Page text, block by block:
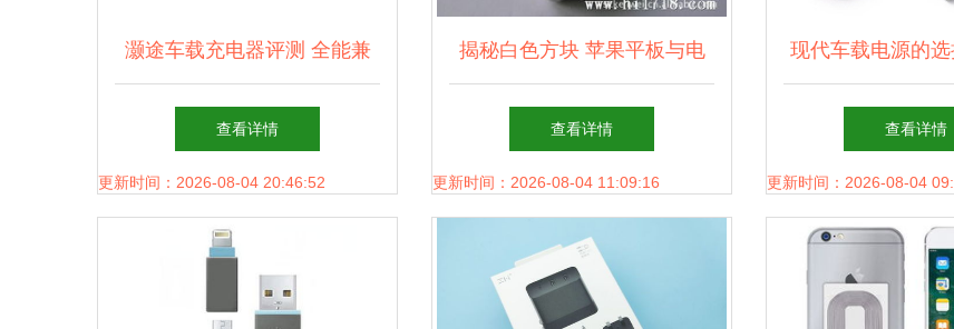
灏途车载充电器评测 全能兼
容与紫光魅力的结合
查看详情
更新时间：2026-08-04 20:46:52
揭秘白色方块 苹果平板与电
源适配器的前世今生
查看详情
更新时间：2026-08-04 11:09:16
现代车载电源的选
才星YC-150”双
设计与功
查看详情
更新时间：2026-08-04